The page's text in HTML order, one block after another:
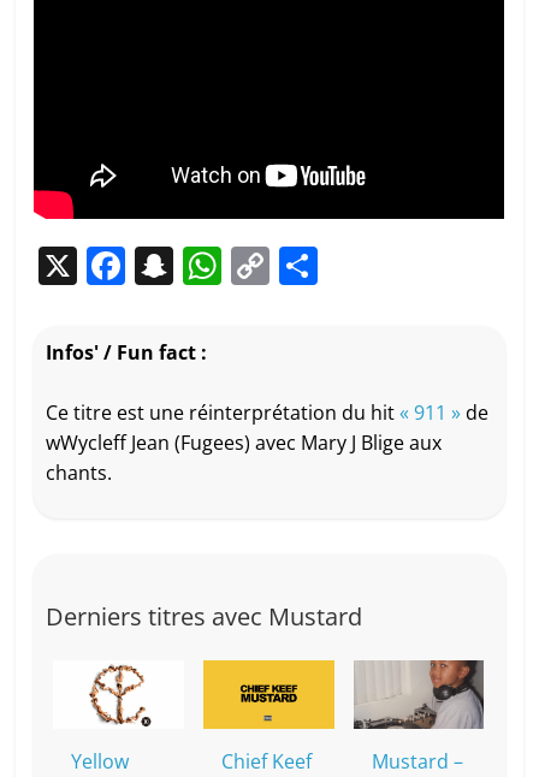
X F
c
b
o
S
a
c
h
W
A
p
C
Li
n
er
Infos' / Fun fact :
Ce titre est une réinterprétation du hit« 911 »de
wWycleff Jean (Fugees) avec Mary J Blige aux
chants.
Derniers titres avec Mustard
Yellow
Chief Keef
Mustard –